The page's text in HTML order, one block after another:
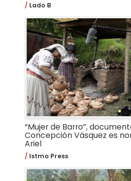
Lado B
“Mujer de Barro”,
Concepción Vásquez es
Ariel
Istmo Press